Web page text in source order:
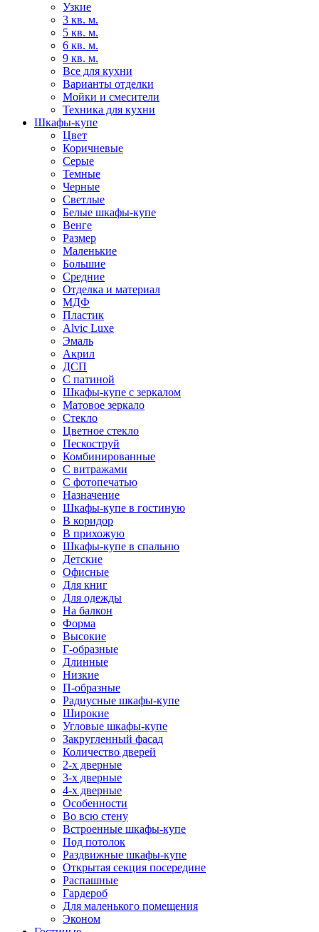
Узкие
3 кв. м.
5 кв. м.
6 кв. м.
9 кв. м.
Все для кухни
Варианты отделки
Мойки и смесители
Техника для кухни
Шкафы-купе
Цвет
Коричневые
Серые
Темные
Черные
Светлые
Белые шкафы-купе
Венге
Размер
Маленькие
Большие
Средние
Отделка и материал
МДФ
Пластик
Alvic Luxe
Эмаль
Акрил
ДСП
С патиной
Шкафы-купе с зеркалом
Матовое зеркало
Стекло
Цветное стекло
Пескоструй
Комбинированные
С витражами
С фотопечатью
Назначение
Шкафы-купе в гостиную
В коридор
В прихожую
Шкафы-купе в спальню
Детские
Офисные
Для книг
Для одежды
На балкон
Форма
Высокие
Г-образные
Длинные
Низкие
П-образные
Радиусные шкафы-купе
Широкие
Угловые шкафы-купе
Закругленный фасад
Количество дверей
2-х дверные
3-х дверные
4-х дверные
Особенности
Во всю стену
Встроенные шкафы-купе
Под потолок
Раздвижные шкафы-купе
Открытая секция посередине
Распашные
Гардероб
Для маленького помещения
Эконом